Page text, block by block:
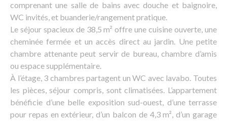
comprenant une salle de bains avec douche et baignoire,
WC invités, et buanderie/rangement pratique.
Le séjour spacieux de 38,5 m² offre une cuisine ouverte, une
cheminée fermée et un accès direct au jardin. Une petite
chambre attenante peut servir de bureau, chambre d’amis
ou espace supplémentaire.
À l’étage, 3 chambres partagent un WC avec lavabo. Toutes
les pièces, séjour compris, sont climatisées. L’appartement
bénéficie d’une belle exposition sud-ouest, d’une terrasse
pour repas en extérieur, d’un balcon de 4,3 m², d’un garage